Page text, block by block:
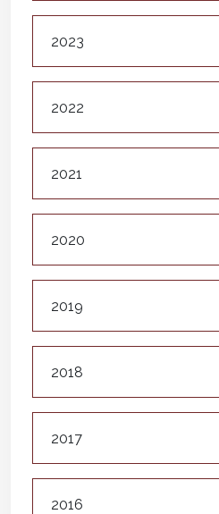
2023
2022
2021
2020
2019
2018
2017
2016